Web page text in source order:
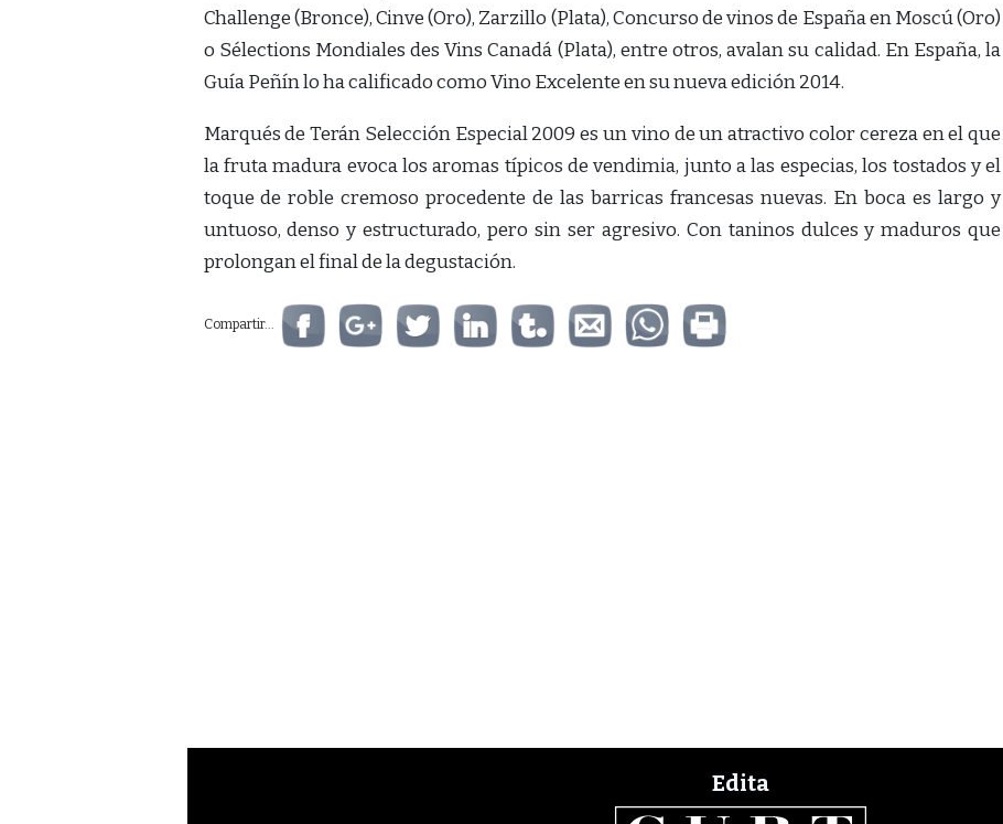
Challenge (Bronce), Cinve (Oro), Zarzillo (Plata), Concurso de vinos de España en Moscú (Oro)
o Sélections Mondiales des Vins Canadá (Plata), entre otros, avalan su calidad. En España, la
Guía Peñín lo ha calificado como Vino Excelente en su nueva edición 2014.
Marqués de Terán Selección Especial 2009 es un vino de un atractivo color cereza en el que
la fruta madura evoca los aromas típicos de vendimia, junto a las especias, los tostados y el
toque de roble cremoso procedente de las barricas francesas nuevas. En boca es largo y
untuoso, denso y estructurado, pero sin ser agresivo. Con taninos dulces y maduros que
prolongan el final de la degustación.
Compartir...
Edita